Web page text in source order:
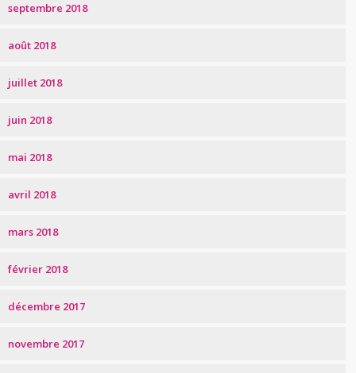
septembre 2018
août 2018
juillet 2018
juin 2018
mai 2018
avril 2018
mars 2018
février 2018
décembre 2017
novembre 2017